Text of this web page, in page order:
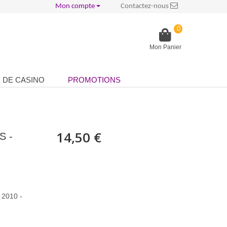
Contactez-nous
Mon compte
Mon Panier
0
DE CASINO PROMOTIONS
-
-
14,50 €